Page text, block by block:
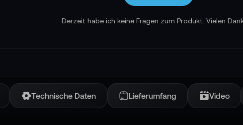
Derzeit habe ich keine Fragen zum Produkt. Vielen
Technische Daten Lieferumfang Video